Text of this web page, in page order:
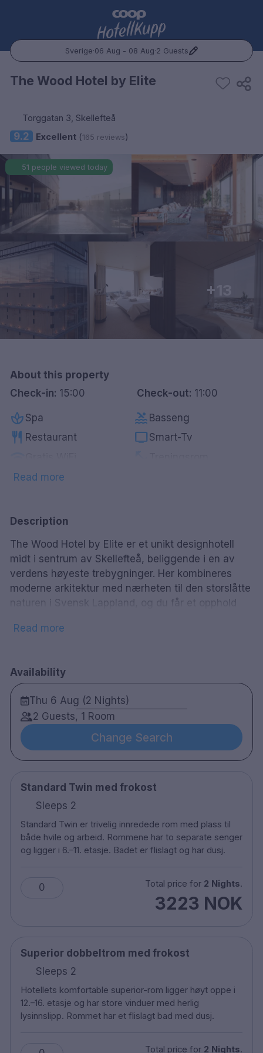
Sverige·06 Aug - 08 Aug·2 Guests
Popular Destinations:
Oslo
Bergen
Trondheim
Hele Sverige
Stockholm
Hele Danmark
Done
The Wood Hotel by Elite
Torggatan 3, Skellefteå
9.2 Excellent(165 reviews)
51 people viewed today
+13
About this property
Check-in: 15:00 Check-out: 11:00
spa Spa pool Basseng
restaurant Restaurant tv Smart-Tv
bedEkstra seng
Read more
Description
The Wood Hotel by Elite er et unikt designhotell
midt i sentrum av Skellefteå, beliggende i en av
verdens høyeste trebygninger. Her kombineres
moderne arkitektur med nærheten til den storslåtte
naturen i Svensk Lappland, og du får et opphold
matopplevelser.
konsepter – fra lokale og samiske smaker til
asiatiskinspirert gastronomi. I hotellets spa, høyt
oppe i bygningen, kan du nyte basseng, badstue
og avslapning med fantastisk utsikt over byen og
det omkringliggende landskapet.
Røykfritt hotell
Kjæledyr er velkomne mot et tillegg. Oppgi i
kommentarfeltet ved bestilling dersom du
ønsker et dyrevennlig rom, da antallet er
begrenset.
Ekstraseng kan bestilles mot et tillegg og må
Parkering er tilgjengelig i parkeringshus i
Read more
Availability
Thu 6 Aug (2 Nights)
2 Guests, 1 Room
Change Search
Standard Twin med frokost
Sleeps 2
Standard Twin er trivelig innredede rom med plass til
både hvile og arbeid. Rommene har to separate senger
og ligger i 6.–11. etasje. Badet er flislagt og har dusj.
0 Total price for 2 Nights.
3223 NOK
Superior dobbeltrom med frokost
Sleeps 2
Hotellets komfortable superior-rom ligger høyt oppe i
12.–16. etasje og har store vinduer med herlig
lysinnslipp. Rommet har et flislagt bad med dusj.
Total price for 2 Nights.